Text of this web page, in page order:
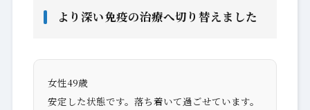
より深い免疫の治療へ切り替えました
女性49歳
安定した状態です。落ち着いて過ごせています。